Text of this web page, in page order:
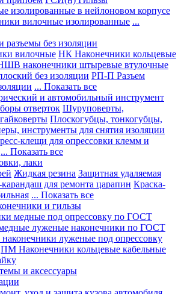
изолированные в нейлоновом корпусе
вилочные изолированные ...
разъемы без изоляции
вилочные НК Наконечники кольцевые
наконечники штыревые втулочные
без изоляции РП-П Разъем
... Показать все
и автомобильный инструмент
отверток Шуруповерты,
Плоскогубцы, тонкогубцы,
инструменты для снятия изоляции
клещи для опрессовки клемм и
... Показать все
лаки
Жидкая резина Защитная удаляемая
для ремонта царапин Краска-
... Показать все
и гильзы
медные под опрессовку по ГОСТ
луженые наконечники по ГОСТ
луженые под опрессовку
ПМ Наконечники кольцевые кабельные
и аксессуары